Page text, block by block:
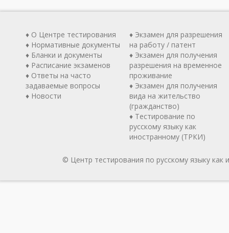
♦ О Центре тестирования
♦ Нормативные документы
♦ Бланки и документы
♦ Расписание экзаменов
♦ Ответы на часто
задаваемые вопросы
♦ Новости
♦ Экзамен для разрешения
на работу / патент
♦ Экзамен для получения
разрешения на временное
проживание
♦ Экзамен для получения
вида на жительство
(гражданство)
♦ Тестирование по
русскому языку как
иностранному (ТРКИ)
© Центр тестирования по русскому языку как